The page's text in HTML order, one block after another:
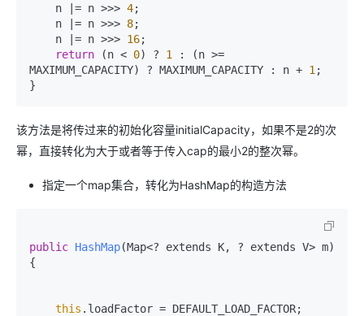
    n |= n >>>
4;
    n |= n >>>
8;
    n |= n >>>
16;
return (n < 0) ? 1
: (n >=
MAXIMUM_CAPACITY) ? MAXIMUM_CAPACITY : n + 1 ;
该方法是将传过来的初始化容量initialCapacity，如果不是2的次
幂，直接转化为大于或者等于传入cap的最小2的整次幂。
指定一个map集合，转化为HashMap的构造方法
public HashMap(Map<? extends K, ? extends V> m)
{
this .loadFactor = DEFAULT_LOAD_FACTOR;